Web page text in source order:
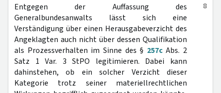
8
Entgegen der Auffassung des
Generalbundesanwalts lässt sich eine
Verständigung über einen Herausgabeverzicht des
Angeklagten auch nicht über dessen Qualifikation
als Prozessverhalten im Sinne des § 257cAbs. 2
Satz 1 Var. 3 StPO legitimieren. Dabei kann
dahinstehen, ob ein solcher Verzicht dieser
Kategorie trotz seiner materiellrechtlichen